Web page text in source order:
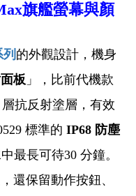
旗艦螢幕與顏
的外觀設計，機身
板 」，比前代機款
抗反射塗層，有效
標準的 IP68 防塵
最長可待30 分鐘。
還保留動作按鈕、